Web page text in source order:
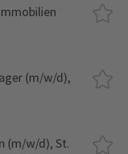
(m/w/d),
(m/w/d), St.